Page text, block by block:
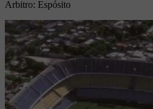
Arbitro: Espósito